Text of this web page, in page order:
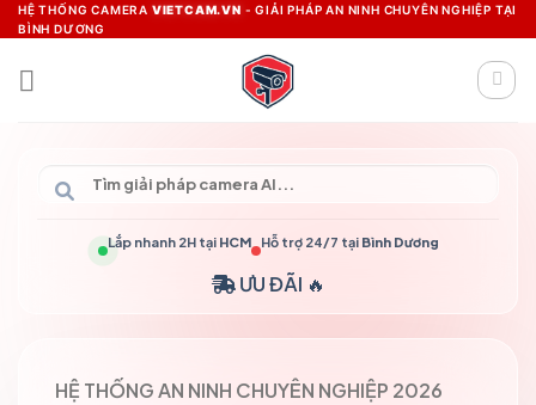
Skip
to
content
HỆ THỐNG CAMERA VIETCAM.VN - GIẢI PHÁP AN NINH CHUYÊN NGHIỆP TẠI
BÌNH DƯƠNG
Lắp nhanh 2H tại HCM Hỗ trợ 24/7 tại Bình Dương
ƯU ĐÃI 🔥
HỆ THỐNG AN NINH CHUYÊN NGHIỆP 2026